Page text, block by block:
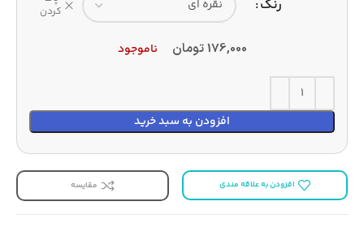
رنگ
کردن
176,000تومان ناموجود
افزودن به سبد خرید
افزودن به علاقه مندی مقایسه